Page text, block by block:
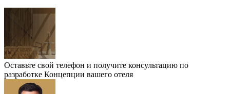
Оставьте свой телефон и получите консультацию по
разработке Концепции вашего отеля